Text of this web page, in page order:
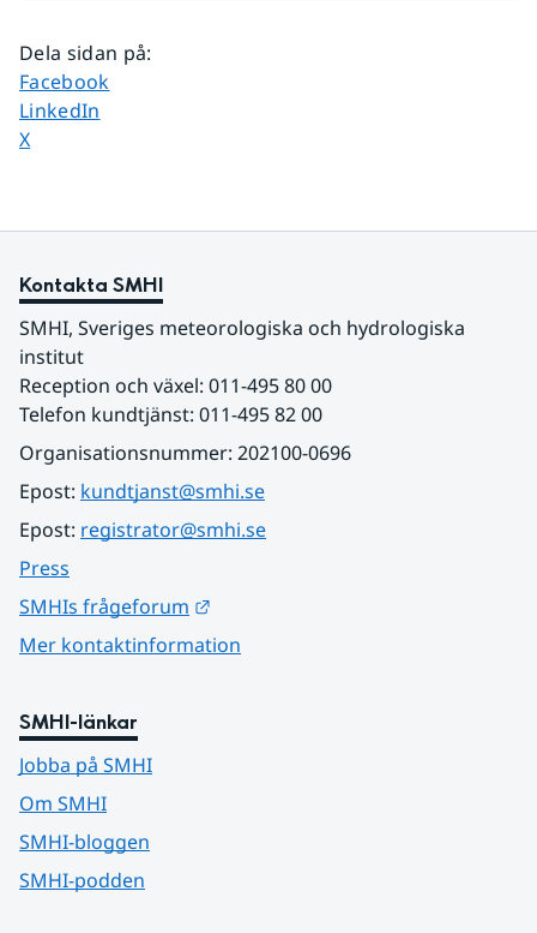
Dela sidan på:
Dela sidan på
Facebook
Dela sidan på
LinkedIn
Dela sidan på
X
Kontakta SMHI
SMHI, Sveriges meteorologiska och hydrologiska
institut
Reception och växel: 011-495 80 00
Telefon kundtjänst: 011-495 82 00
Organisationsnummer: 202100-0696
Epost: kundtjanst@smhi.se
Epost: registrator@smhi.se
Press
SMHIs frågeforum
Mer kontaktinformation
SMHI-länkar
Jobba på SMHI
Om SMHI
SMHI-bloggen
SMHI-podden